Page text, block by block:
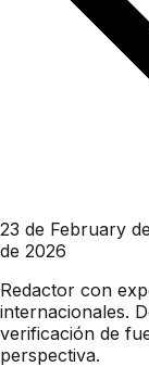
23 de February
de 2026
Redactor con
internacionales.
verificación de
perspectiva.